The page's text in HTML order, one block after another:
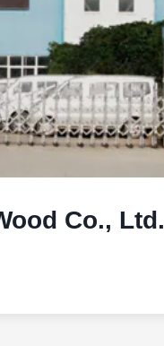
Co., Ltd.